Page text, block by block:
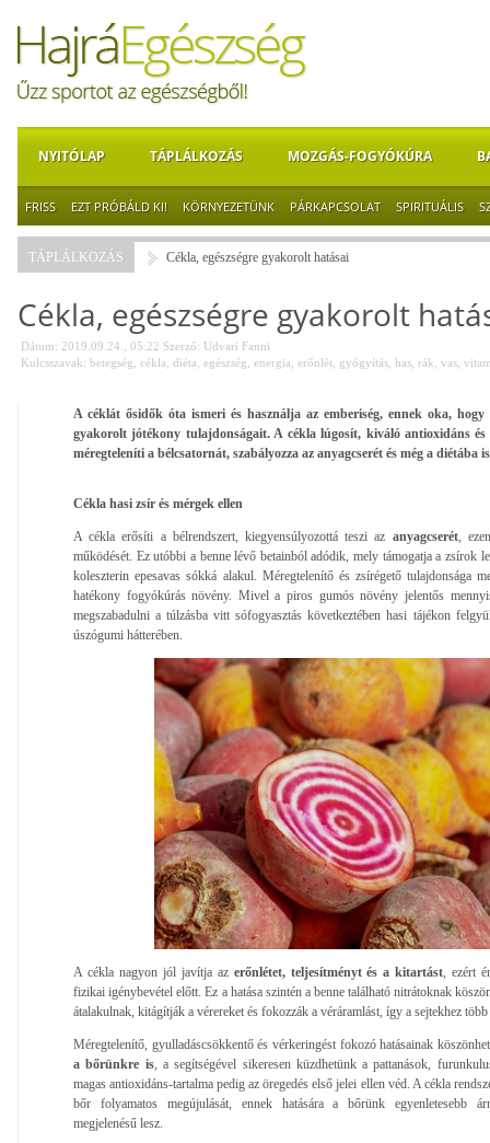
NYITÓLAP TÁPLÁLKOZÁS MOZGÁS-FOGYÓKÚRA
FRISS EZT PRÓBÁLD KI! KÖRNYEZETÜNK PÁRKAPCSOLAT SPIRITUÁLIS
TÁPLÁLKOZÁS Cékla, egészségre gyakorolt hatásai
Cékla, egészségre gyakorolt
Dátum: 2019.09.24., 05:22 Szerző: Udvari Fanni
Kulcsszavak: betegség cékla diéta egészség energia erőnlét gyógyítás has rák vas
A céklát ősidők óta ismeri és használja az emberiség, ennek oka, hogy
gyakorolt jótékony tulajdonságait. A cékla lúgosít, kiváló antioxidáns és
méregteleníti a bélcsatornát, szabályozza az anyagcserét és még a diétába
Cékla hasi zsír és mérgek ellen
A cékla erősíti a bélrendszert, kiegyensúlyozottá teszi az anyagcserét,
működését. Ez utóbbi a benne lévő betainból adódik, mely támogatja a zsírok
koleszterin epesavas sókká alakul. Méregtelenítő és zsírégető tulajdonsága
hatékony fogyókúrás növény. Mivel a piros gumós növény jelentős
megszabadulni a túlzásba vitt sófogyasztás következtében hasi tájékon
úszógumi hátterében.
A cékla nagyon jól javítja azerőnlétet, teljesítményt és a kitartást , ezért
fizikai igénybevétel előtt. Ez a hatása szintén a benne található nitrátoknak
átalakulnak, kitágítják a vérereket és fokozzák a véráramlást, így a sejtekhez
Méregtelenítő, gyulladáscsökkentő és vérkeringést fokozó hatásainak
a bőrünkre is, a segítségével sikeresen küzdhetünk a pattanások,
magas antioxidáns-tartalma pedig az öregedés első jelei ellen véd. A cékla
bőr folyamatos megújulását, ennek hatására a bőrünk egyenletesebb
megjelenésű lesz.